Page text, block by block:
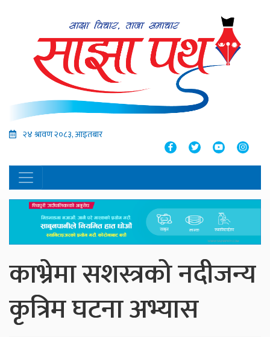
२४ श्रावण २०८३, आइतबार
काभ्रेमा सशस्त्रको नदीजन्य
कृत्रिम घटना अभ्यास